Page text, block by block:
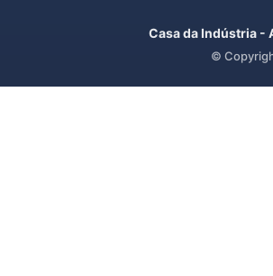
Casa da Indústria -
©